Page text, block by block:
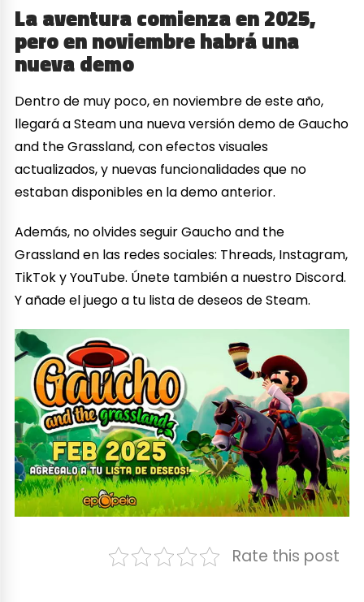
La aventura comienza en 2025,
pero en noviembre habrá una
nueva demo
Dentro de muy poco, en noviembre de este año,
llegará a Steam una nueva versión demo de Gaucho
and the Grassland, con efectos visuales
actualizados, y nuevas funcionalidades que no
estaban disponibles en la demo anterior.
Además, no olvides seguir Gaucho and the
Grassland en las redes sociales: Threads, Instagram,
TikTok y YouTube. Únete también a nuestro Discord.
Y añade el juego a tu lista de deseos de Steam.
Rate this post